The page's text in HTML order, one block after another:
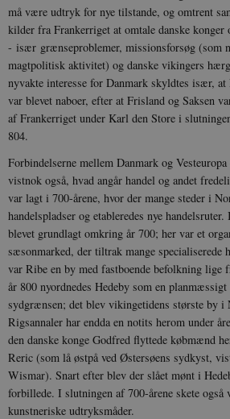
må være udtryk for nye tilstande, og omtrent
kilder fra Frankerriget at omtale danske
- især grænseproblemer, missionsforsøg (som
magtpolitisk aktivitet) og danske vikingers
nyvakte interesse for Danmark skyldtes især,
var blevet naboer, efter at Frisland og Saksen
af Frankerriget under Karl den Store i
804.
Forbindelserne mellem Danmark og
vistnok også, hvad angår handel og andet
var lagt i 700-årene, hvor der mange steder i
handelspladser og etableredes nye
blevet grundlagt omkring år 700; her var et
sæsonmarked, der tiltrak mange
var Ribe en by med fastboende befolkning lige
år 800 nyordnedes Hedeby som en planmæssigt
sydgrænsen; det blev vikingetidens største by i
Rigsannaler har endda en notits herom under
den danske konge Godfred flyttede købmænd
Reric (som lå østpå ved Østersøens sydkyst,
Wismar). Snart efter blev der slået mønt i
forbillede. I slutningen af 700-årene skete
kunstneriske udtryksmåder.